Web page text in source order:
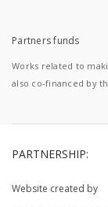
Partners funds
Works related to
also co-financed by
PARTNERSHIP:
Website created by